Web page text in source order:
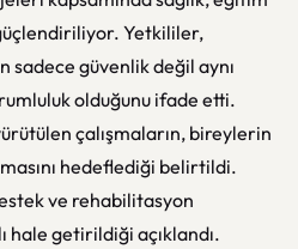
Yetkililer,
sadece güvenlik değil aynı
olduğunu ifade etti.
çalışmaların, bireylerin
hedeflediği belirtildi.
ve rehabilitasyon
hale getirildiği açıklandı.